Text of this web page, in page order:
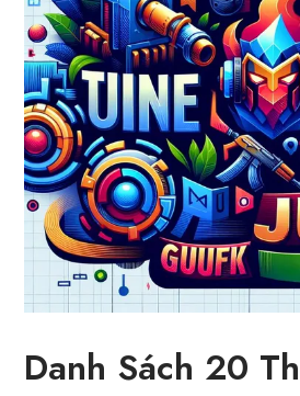
Danh Sách 20